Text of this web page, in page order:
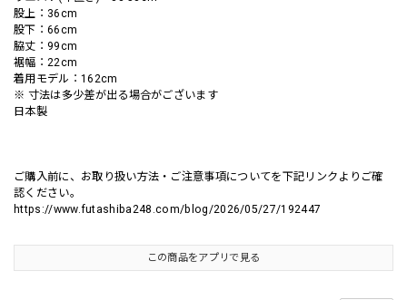
股上：36cm
股下：66cm
脇丈：99cm
裾幅：22cm
着用モデル：162cm
※ 寸法は多少差が出る場合がございます
日本製
ご購入前に、お取り扱い方法・ご注意事項についてを下記リンクよりご確
認ください。
https://www.futashiba248.com/blog/2026/05/27/192447
この商品をアプリで見る